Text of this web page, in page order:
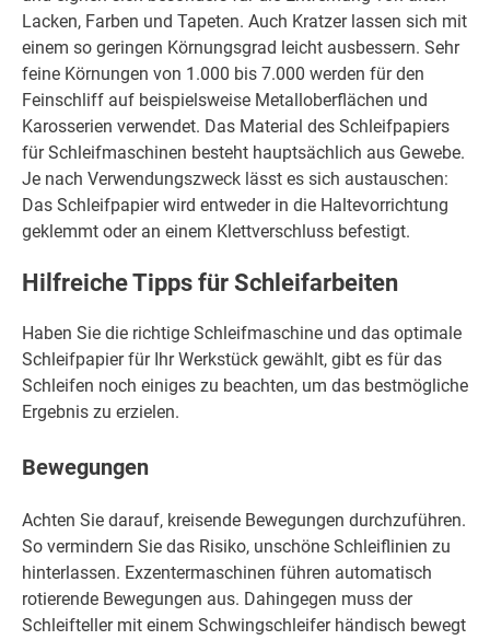
Lacken, Farben und Tapeten. Auch Kratzer lassen sich mit
einem so geringen Körnungsgrad leicht ausbessern. Sehr
feine Körnungen von 1.000 bis 7.000 werden für den
Feinschliff auf beispielsweise Metalloberflächen und
Karosserien verwendet. Das Material des Schleifpapiers
für Schleifmaschinen besteht hauptsächlich aus Gewebe.
Je nach Verwendungszweck lässt es sich austauschen:
Das Schleifpapier wird entweder in die Haltevorrichtung
geklemmt oder an einem Klettverschluss befestigt.
Hilfreiche Tipps für Schleifarbeiten
Haben Sie die richtige Schleifmaschine und das optimale
Schleifpapier für Ihr Werkstück gewählt, gibt es für das
Schleifen noch einiges zu beachten, um das bestmögliche
Ergebnis zu erzielen.
Bewegungen
Achten Sie darauf, kreisende Bewegungen durchzuführen.
So vermindern Sie das Risiko, unschöne Schleiflinien zu
hinterlassen. Exzentermaschinen führen automatisch
rotierende Bewegungen aus. Dahingegen muss der
Schleifteller mit einem Schwingschleifer händisch bewegt